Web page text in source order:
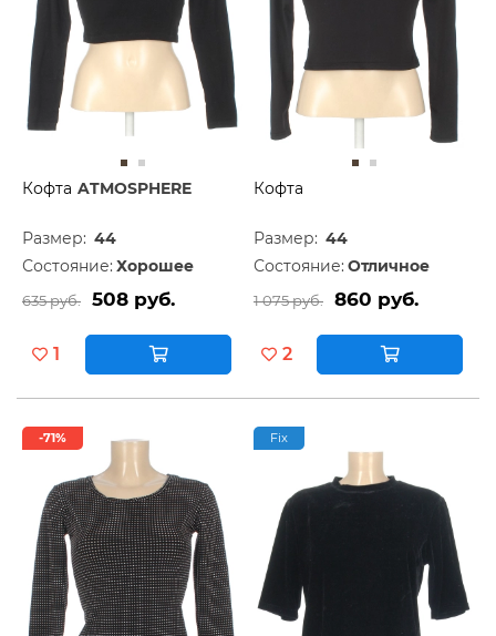
Кофта ATMOSPHERE
Размер: 44
Состояние: Хорошее
635 руб. 508 руб.
1
Кофта
Размер: 44
Состояние: Отличное
1 075 руб. 860 руб.
2
-71% Fix